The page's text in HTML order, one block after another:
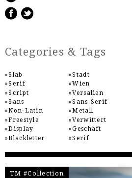
Categories & Tags
Slab
Serif
Script
Sans
Non-Latin
Freestyle
Display
Blackletter
Stadt
Wien
Versalien
Sans-Serif
Metall
Verwittert
Geschäft
Serif
TM #Collection